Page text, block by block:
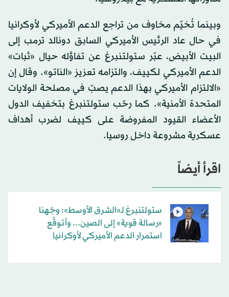
وبينما تُخيّم مخاوف من تراجع الدعم الأميركي لأوكرانيا
في حال عاد الرئيس الأميركي السابق دونالد ترمب إلى
البيت الأبيض، عبّر ستولتنبرغ عن تفاؤله حيال «ثبات»
الدعم الأميركي لكييف، والتزامه تعزيز «الناتو». وقال إن
«الالتزام الأميركي بهذا الدعم يصبّ في مصلحة الولايات
المتحدة الأمنية». كما رحّب ستولتنبرغ بتخفيف الدول
الأعضاء القيود المفروضة على كييف لضرب أهداف
عسكرية مشروعة داخل روسيا.
اقرأ أيضاً
ستولتنبرغ لـ«الشرق الأوسط»: وجّهنا
«رسالة قوية» إلى الصين... وأتوقّع
استمرار الدعم الأميركي لأوكرانيا